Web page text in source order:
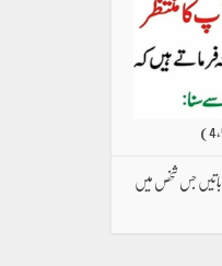
حضرت علیؑ شیرخدا نے فرمایا 2 باتیں جس شخص میں